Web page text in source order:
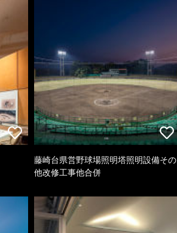
藤崎台県営野球場照明塔照明設備その
他改修工事他合併